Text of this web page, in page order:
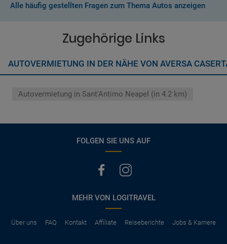
Normalerweise werden Ihnen in den AGB's die Leistungen beim
(Normalerweise mit SB)
ausgeschlossen
Vollkasko Versicherung
Parkhäuser, Maut, Steuern, Strafzettel
Alle häufig gestellten Fragen zum Thema Autos anzeigen
Zugehörige Links
AUTOVERMIETUNG IN DER NÄHE VON AVERSA
Autovermietung in Sant'Antimo Neapel (in 4.2 km)
FOLGEN SIE UNS AUF
MEHR VON LOGITRAVEL
Über uns FAQ Kontakt Affiliate Reiseberichte Jobs & Karriere